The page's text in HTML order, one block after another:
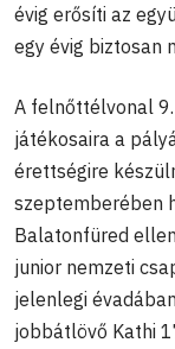
évig erősíti az
egy évig biztosan
A felnőttélvonal
játékosaira a
érettségire
szeptemberében
Balatonfüred
junior nemzeti
jelenlegi
jobbátlövő Kathi